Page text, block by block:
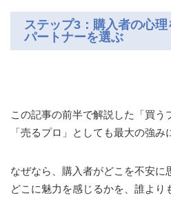
ステップ3：購入者の心
パートナーを選ぶ
この記事の前半で解説した「買う
「売るプロ」としても最大の強み
なぜなら、購入者がどこを不安に
どこに魅力を感じるかを、誰より